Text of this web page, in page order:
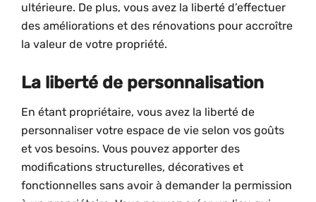
ultérieure. De plus, vous avez la liberté d’effectuer
des améliorations et des rénovations pour accroître
la valeur de votre propriété.
La liberté de personnalisation
En étant propriétaire, vous avez la liberté de
personnaliser votre espace de vie selon vos goûts
et vos besoins. Vous pouvez apporter des
modifications structurelles, décoratives et
fonctionnelles sans avoir à demander la permission